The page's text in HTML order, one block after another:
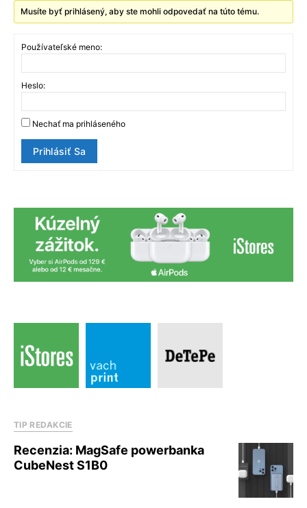
Musíte byť prihlásený, aby ste mohli odpovedať na túto tému.
Používateľské meno:
Heslo:
Nechať ma prihláseného
Prihlásiť Sa
TIP REDAKCIE
Recenzia: MagSafe powerbanka
CubeNest S1B0